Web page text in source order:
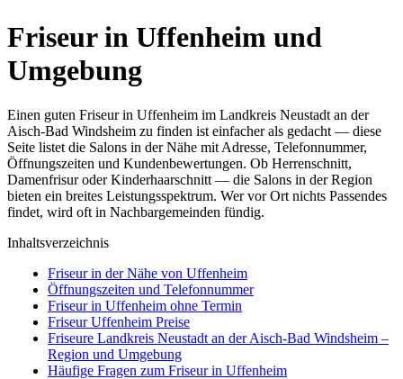
Friseur in Uffenheim und
Umgebung
Einen guten Friseur in Uffenheim im Landkreis Neustadt an der
Aisch-Bad Windsheim zu finden ist einfacher als gedacht — diese
Seite listet die Salons in der Nähe mit Adresse, Telefonnummer,
Öffnungszeiten und Kundenbewertungen. Ob Herrenschnitt,
Damenfrisur oder Kinderhaarschnitt — die Salons in der Region
bieten ein breites Leistungsspektrum. Wer vor Ort nichts Passendes
findet, wird oft in Nachbargemeinden fündig.
Inhaltsverzeichnis
Friseur in der Nähe von Uffenheim
Öffnungszeiten und Telefonnummer
Friseur in Uffenheim ohne Termin
Friseur Uffenheim Preise
Friseure Landkreis Neustadt an der Aisch-Bad Windsheim –
Region und Umgebung
Häufige Fragen zum Friseur in Uffenheim